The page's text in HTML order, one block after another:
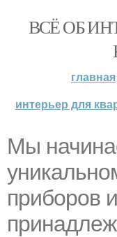
ВСЁ ОБ
главная
интерьер для
Мы
приборов